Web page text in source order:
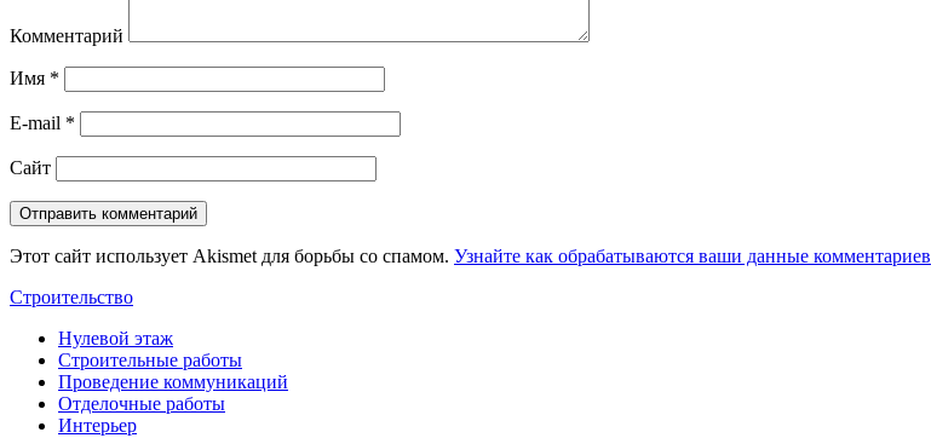
Комментарий
Имя *
E-mail *
Сайт
Этот сайт использует Akismet для борьбы со спамом. Узнайте как обрабатываются ваши данные комментариев
Строительство
Нулевой этаж
Строительные работы
Проведение коммуникаций
Отделочные работы
Интерьер